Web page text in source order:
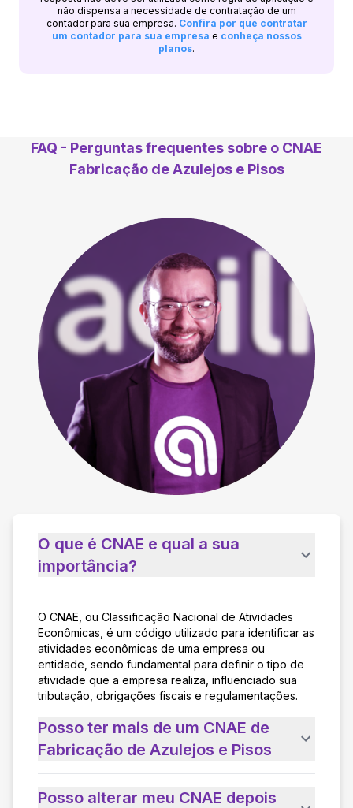
não dispensa a necessidade de contratação de um
contador para sua empresa. Confira por que contratar
um contador para sua empresa e conheça nossos
planos.
FAQ - Perguntas frequentes sobre o CNAE
Fabricação de Azulejos e Pisos
O que é CNAE e qual a sua
importância?
O CNAE, ou Classificação Nacional de Atividades
Econômicas, é um código utilizado para identificar as
atividades econômicas de uma empresa ou
entidade, sendo fundamental para definir o tipo de
atividade que a empresa realiza, influenciado sua
tributação, obrigações fiscais e regulamentações.
Posso ter mais de um CNAE de
Fabricação de Azulejos e Pisos
Posso alterar meu CNAE depois